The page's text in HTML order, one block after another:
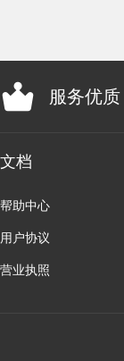
服务优质
文档
帮助中心
用户协议
营业执照